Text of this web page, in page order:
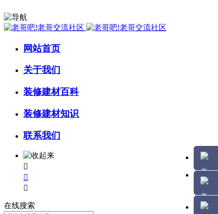
网站首页
关于我们
装修建材百科
装修建材知识
联系我们



在线搜索